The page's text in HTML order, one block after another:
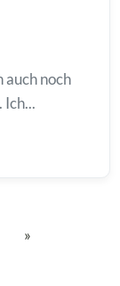
noch
Ich...
»